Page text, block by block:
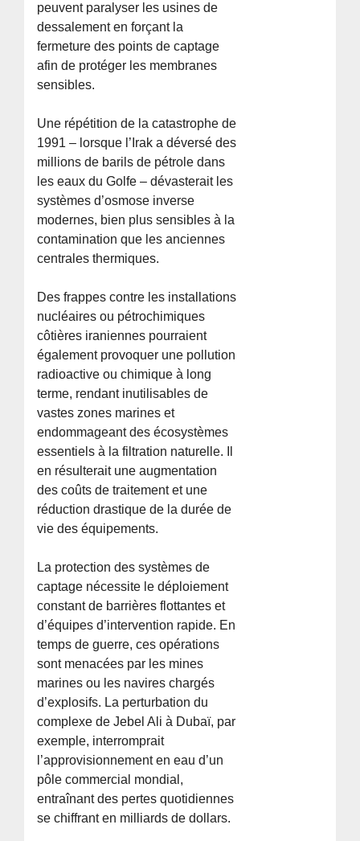
peuvent paralyser les usines de
dessalement en forçant la
fermeture des points de captage
afin de protéger les membranes
sensibles.
Une répétition de la catastrophe de
1991 – lorsque l’Irak a déversé des
millions de barils de pétrole dans
les eaux du Golfe – dévasterait les
systèmes d’osmose inverse
modernes, bien plus sensibles à la
contamination que les anciennes
centrales thermiques.
Des frappes contre les installations
nucléaires ou pétrochimiques
côtières iraniennes pourraient
également provoquer une pollution
radioactive ou chimique à long
terme, rendant inutilisables de
vastes zones marines et
endommageant des écosystèmes
essentiels à la filtration naturelle. Il
en résulterait une augmentation
des coûts de traitement et une
réduction drastique de la durée de
vie des équipements.
La protection des systèmes de
captage nécessite le déploiement
constant de barrières flottantes et
d’équipes d’intervention rapide. En
temps de guerre, ces opérations
sont menacées par les mines
marines ou les navires chargés
d’explosifs. La perturbation du
complexe de Jebel Ali à Dubaï, par
exemple, interromprait
l’approvisionnement en eau d’un
pôle commercial mondial,
entraînant des pertes quotidiennes
se chiffrant en milliards de dollars.